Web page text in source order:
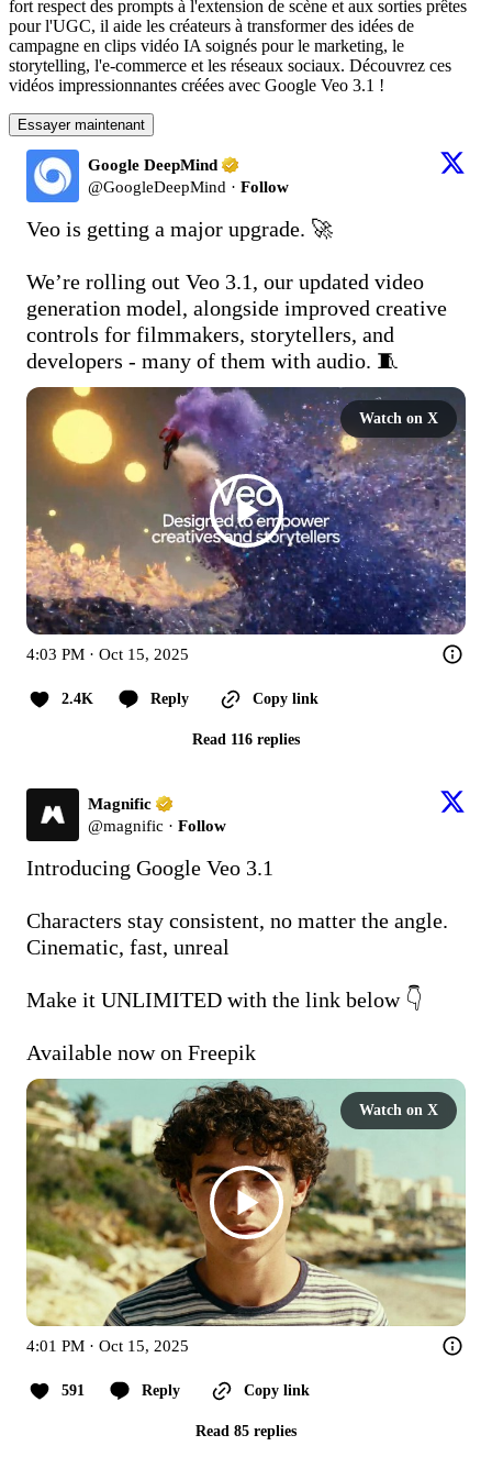
fort respect des prompts à l'extension de scène et aux sorties prêtes
pour l'UGC, il aide les créateurs à transformer des idées de
campagne en clips vidéo IA soignés pour le marketing, le
storytelling, l'e-commerce et les réseaux sociaux. Découvrez ces
vidéos impressionnantes créées avec Google Veo 3.1 !
Essayer maintenant
Google DeepMind
@GoogleDeepMind · Follow
Veo is getting a major upgrade. 🚀
We’re rolling out Veo 3.1, our updated video
generation model, alongside improved creative
controls for filmmakers, storytellers, and
developers - many of them with audio. 🧵
Watch on X
4:03 PM · Oct 15, 2025
2.4K Reply Copy link
Read 116 replies
Magnific
@magnific · Follow
Introducing Google Veo 3.1
Characters stay consistent, no matter the angle.
Cinematic, fast, unreal
Make it UNLIMITED with the link below 👇
Available now on Freepik
Watch on X
4:01 PM · Oct 15, 2025
591 Reply Copy link
Read 85 replies